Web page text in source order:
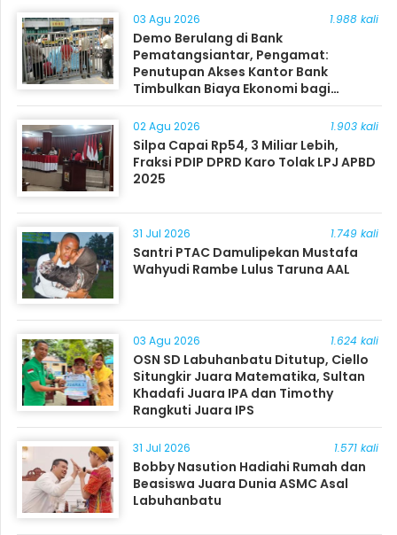
03 Agu 2026 1.988 kali
Demo Berulang di Bank
Pematangsiantar, Pengamat:
Penutupan Akses Kantor Bank
Timbulkan Biaya Ekonomi bagi
Masyarakat
02 Agu 2026 1.903 kali
Silpa Capai Rp54, 3 Miliar Lebih,
Fraksi PDIP DPRD Karo Tolak LPJ APBD
2025
31 Jul 2026 1.749 kali
Santri PTAC Damulipekan Mustafa
Wahyudi Rambe Lulus Taruna AAL
03 Agu 2026 1.624 kali
OSN SD Labuhanbatu Ditutup, Ciello
Situngkir Juara Matematika, Sultan
Khadafi Juara IPA dan Timothy
Rangkuti Juara IPS
31 Jul 2026 1.571 kali
Bobby Nasution Hadiahi Rumah dan
Beasiswa Juara Dunia ASMC Asal
Labuhanbatu